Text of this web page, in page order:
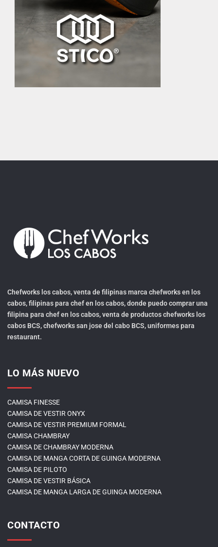
Chefworks los cabos, venta de filipinas marca chefworks en los
cabos, filipinas para chef en los cabos, donde puedo comprar una
filipina para chef en los cabos, venta de productos chefworks los
cabos BCS, chefworks san jose del cabo BCS, uniformes para
restaurant.
LO MÁS NUEVO
CAMISA FINESSE
CAMISA DE VESTIR ONYX
CAMISA DE VESTIR PREMIUM FORMAL
CAMISA CHAMBRAY
CAMISA DE CHAMBRAY MODERNA
CAMISA DE MANGA CORTA DE GUINGA MODERNA
CAMISA DE PILOTO
CAMISA DE VESTIR BÁSICA
CAMISA DE MANGA LARGA DE GUINGA MODERNA
CONTACTO